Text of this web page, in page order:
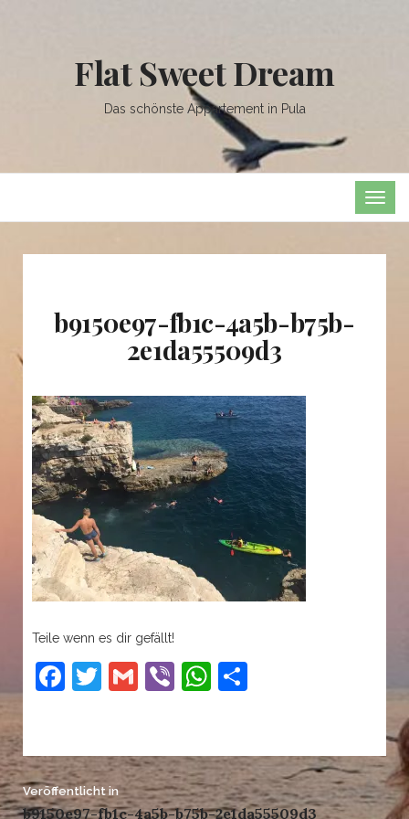
Flat Sweet Dream
Das schönste Appartement in Pula
b9150e97-fb1c-4a5b-b75b-
2e1da55509d3
Teile wenn es dir gefällt!
Facebook
Twitter
GmailViberWhatsApp
Beitrags-
Veröffentlicht in
b9150e97-fb1c-4a5b-b75b-2e1da55509d3